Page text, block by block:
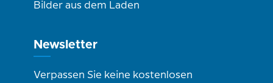
Bilder aus dem Laden
Newsletter
Verpassen Sie keine kostenlosen